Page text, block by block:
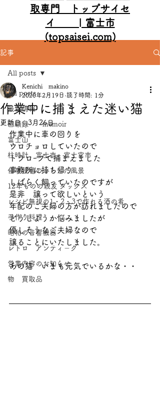
取専門 トップサイセ
イ | 富士市
(topsaisei.com)
記事
All posts
最新情報
回顧録 memoir
富士山
柱時計 富士市 富士宮市
仕事現場のふとした風景
12年ものの親友 ダックス
レシピ無視の1・2・3で作れる酒の肴
手作り料理
昭和の音響機器
レトロ アンティ－ク
営業内容のお知らせ
物 買取品
All posts
作業中に捕まえた迷い猫
Kenichi makino
2020年2月19日 読了時間: 1分
更新日：3月26日
作業中に車の回りを
ウロチョロしていたので
トラロｰプで捕まえました
事務所に持ち帰り
しばらく飼っていたのですが
是非　譲って欲しいという
年配のご夫婦の方が訪れましたので
どうしようか悩みましたが
優しそうなご夫婦なので
譲ることにいたしました。
あの猫　いまも元気でいるかな・・